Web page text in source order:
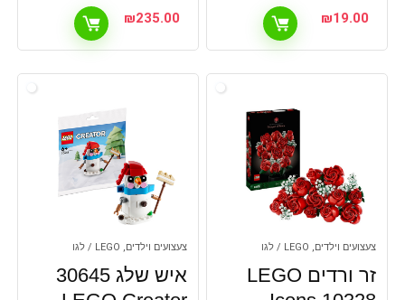
₪19.00
₪235.00
צעצועים וילדים, LEGO / לגו
זר ורדים LEGO
צעצועים וילדים, LEGO / לגו
איש שלג 30645